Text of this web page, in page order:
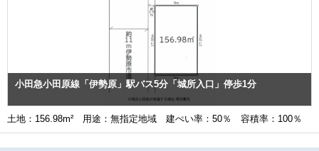
小田急小田原線「伊勢原」駅バス5分「城所入口」停歩1分
土地：156.98m² 用途：無指定地域 建ぺい率：50％ 容積率：100％